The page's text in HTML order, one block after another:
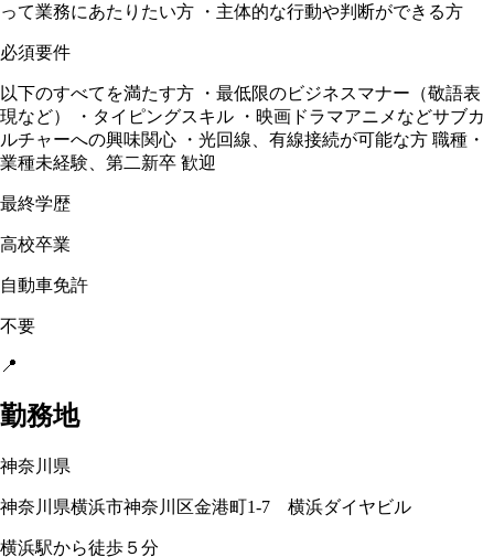
って業務にあたりたい方 ・主体的な行動や判断ができる方
必須要件
以下のすべてを満たす方 ・最低限のビジネスマナー（敬語表
現など） ・タイピングスキル ・映画ドラマアニメなどサブカ
ルチャーへの興味関心 ・光回線、有線接続が可能な方 職種・
業種未経験、第二新卒 歓迎
最終学歴
高校卒業
自動車免許
不要
📍
勤務地
神奈川県
神奈川県横浜市神奈川区金港町1‐7 横浜ダイヤビル
横浜駅から徒歩５分